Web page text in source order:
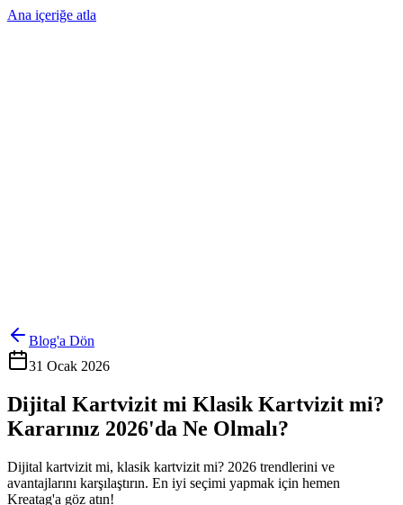
Ana içeriğe atla
Blog'a Dön
31 Ocak 2026
Dijital Kartvizit mi Klasik Kartvizit mi?
Kararınız 2026'da Ne Olmalı?
Dijital kartvizit mi, klasik kartvizit mi? 2026 trendlerini ve
avantajlarını karşılaştırın. En iyi seçimi yapmak için hemen
Kreatag'a göz atın!